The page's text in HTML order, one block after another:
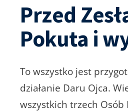
Przed
Pokuta i
To wszystko jest
działanie Daru Ojca.
wszystkich trzech Osób